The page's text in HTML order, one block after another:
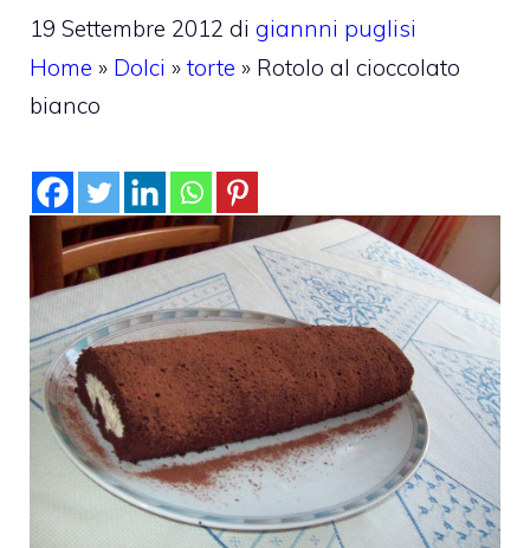
19 Settembre 2012 di giannni puglisi
Home » Dolci » torte » Rotolo al cioccolato
bianco